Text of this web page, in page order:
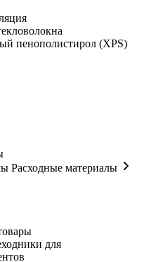
пенополистирол (XPS)
Расходные материалы
для